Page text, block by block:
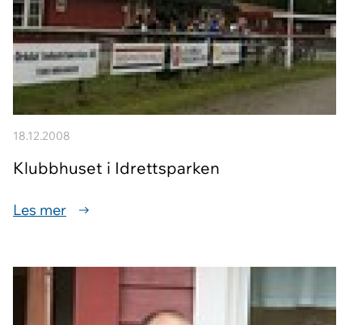
18.12.2008
Klubbhuset i Idrettsparken
Les mer